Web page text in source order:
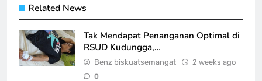
Related News
Tak Mendapat Penanganan Optimal di
RSUD Kudungga,…
Benz biskuatsemangat 2 weeks ago
0